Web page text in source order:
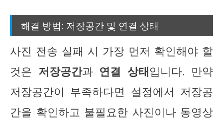
해결 방법: 저장공간 및 연결 상태
사진 전송 실패 시 가장 먼저 확인해야 할
것은 저장공간과 연결 상태입니다. 만약
저장공간이 부족하다면 설정에서 저장공
간을 확인하고 불필요한 사진이나 동영상